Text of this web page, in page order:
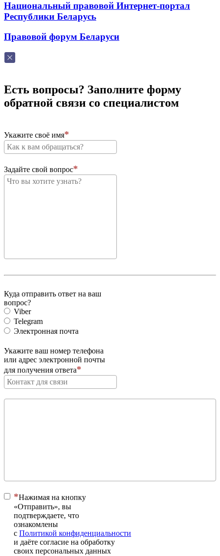
Национальный правовой Интернет-портал
Республики Беларусь
Правовой форум Беларуси
Есть вопросы? Заполните форму
обратной связи со специалистом
Укажите своё имя
Задайте свой вопрос
Куда отправить ответ на ваш
вопрос?
Viber
Telegram
Электронная почта
Укажите ваш номер телефона
или адрес электронной почты
для получения ответа
Нажимая на кнопку
«Отправить», вы
подтверждаете, что
ознакомлены
с Политикой конфиденциальности
и даёте согласие на обработку
своих персональных данных